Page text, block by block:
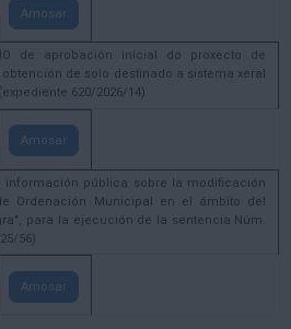
Amosar
de aprobación inicial do proxecto de
de solo destinado a sistema xeral
620/2026/14)
Amosar
información pública sobre la modificación
Ordenación Municipal en el ámbito del
para la ejecución de la sentencia Núm.
56)
Amosar